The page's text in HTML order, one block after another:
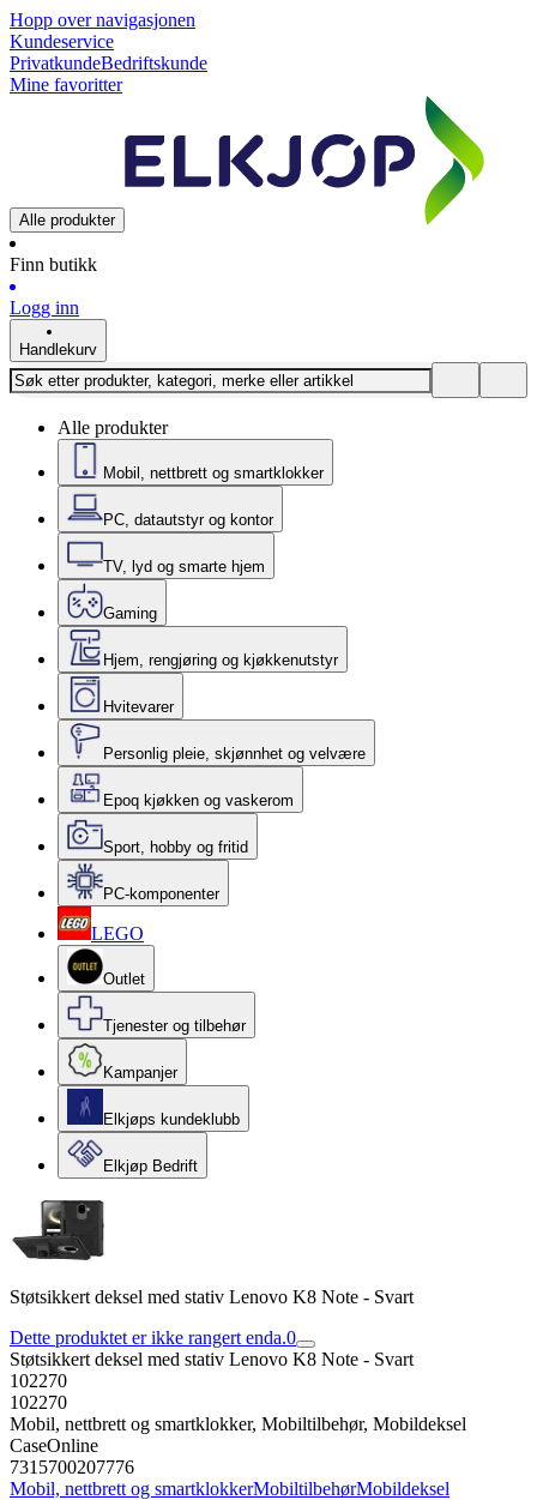
Hopp over navigasjonen
Kundeservice
PrivatkundeBedriftskunde
Mine favoritter
Alle produkter
Finn butikk
Logg inn
Handlekurv
Alle produkter
Mobil, nettbrett og smartklokker
PC, datautstyr og kontor
TV, lyd og smarte hjem
Gaming
Hjem, rengjøring og kjøkkenutstyr
Hvitevarer
Personlig pleie, skjønnhet og velvære
Epoq kjøkken og vaskerom
Sport, hobby og fritid
PC-komponenter
LEGO
Outlet
Tjenester og tilbehør
Kampanjer
Elkjøps kundeklubb
Elkjøp Bedrift
Støtsikkert deksel med stativ Lenovo K8 Note - Svart
Dette produktet er ikke rangert enda.0
Støtsikkert deksel med stativ Lenovo K8 Note - Svart
102270
102270
Mobil, nettbrett og smartklokker, Mobiltilbehør, Mobildeksel
CaseOnline
7315700207776
Mobil, nettbrett og smartklokkerMobiltilbehørMobildeksel